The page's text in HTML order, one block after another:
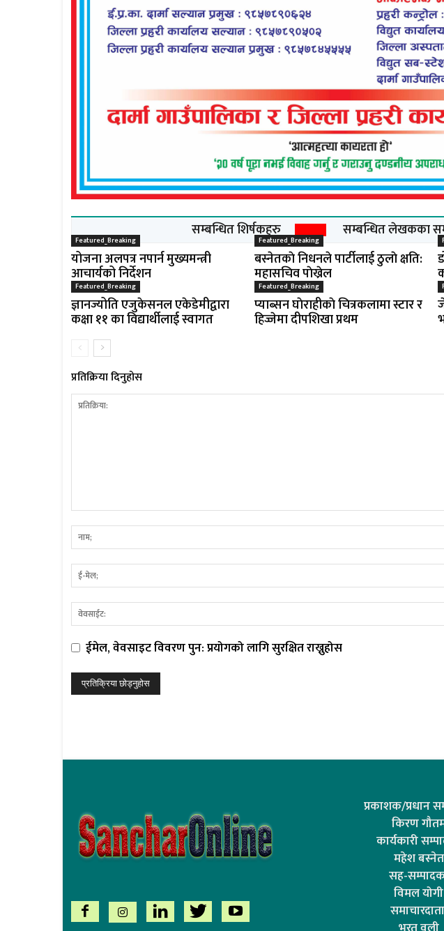
सम्बन्धित शिर्षकहरु सम्बन्धित लेखकका
Featured_Breaking
योजना अलपत्र नपार्न मुख्यमन्त्री
आचार्यको निर्देशन
Featured_Breaking
बस्नेतकाे निधनले पार्टीलाई ठुलाे क्षति:
महासचिव पाेख्रेल
Featured_Breaking
ज्ञानज्योति एजुकेसनल एकेडेमीद्वारा
कक्षा ११ का विद्यार्थीलाई स्वागत
Featured_Breaking
प्याब्सन घाेराहीकाे चित्रकलामा स्टार र
हिज्जेमा दीपशिखा प्रथम
प्रतिक्रिया दिनुहोस
ईमेल, वेवसाइट विवरण पुन: प्रयोगको लागि सुरक्षित राख्नुहोस
प्रकाशक/प्रधान
किरण
कार्यकारी
महेश बस्नेत
सह-
विमल योगी